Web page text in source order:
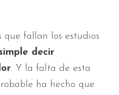
que fallan los estudios
decir
. Y la falta de esta
ha hecho que